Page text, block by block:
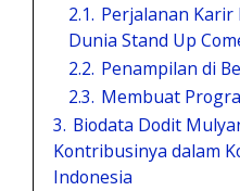
2.1. Perjalanan
Dunia Stand Up
2.2. Penampilan di
2.3. Membuat
3. Biodata Dodit
Kontribusinya dalam
Indonesia